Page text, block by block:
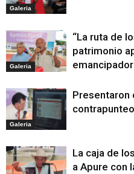
Galeria
Galeria
“La ruta de
patrimonio
Galeria
Presentaron
La caja de
a Apure con